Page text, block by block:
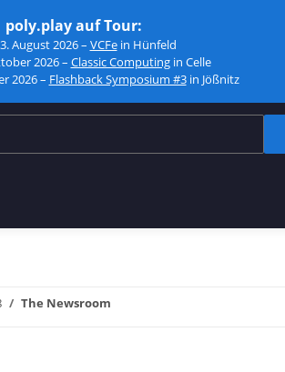
poly.play auf Tour:
August 2026 – VCFein Hünfeld
2026 – Classic Computingin Celle
2026 – Flashback Symposium #3in Jößnitz
The Newsroom